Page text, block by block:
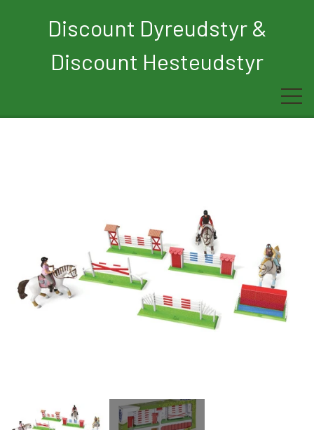
Discount Dyreudstyr &
Discount Hesteudstyr
Hest
Børn
Hund
Gavekort